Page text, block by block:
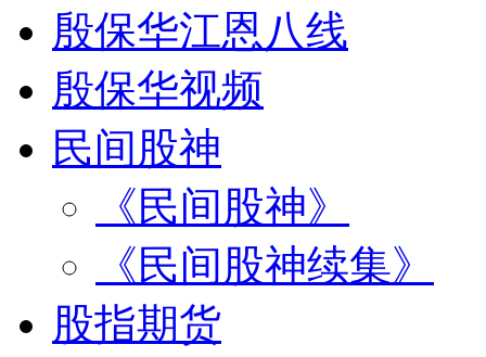
殷保华江恩八线
殷保华视频
民间股神
《民间股神》
《民间股神续集》
股指期货